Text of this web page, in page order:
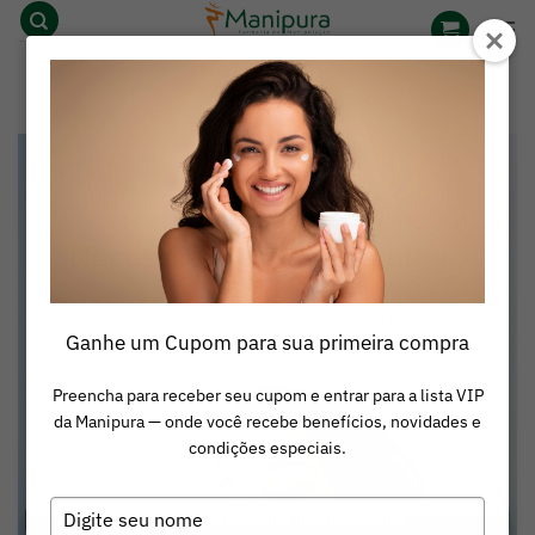
Skip
VER CATEGORIAS DE TRATAMENTO
Ganhe um Cupom para sua primeira compra
Preencha para receber seu cupom e entrar para a lista VIP
da Manipura — onde você recebe benefícios, novidades e
condições especiais.
Digite